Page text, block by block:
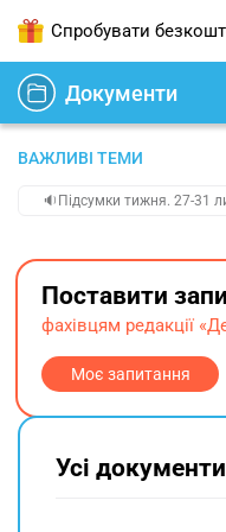
Спробувати
Документи
ВАЖЛИВІ ТЕМИ
🔉Підсумки тижня. 27-31
Поставити
фахівцям редакції
Моє запитання
Усі документи